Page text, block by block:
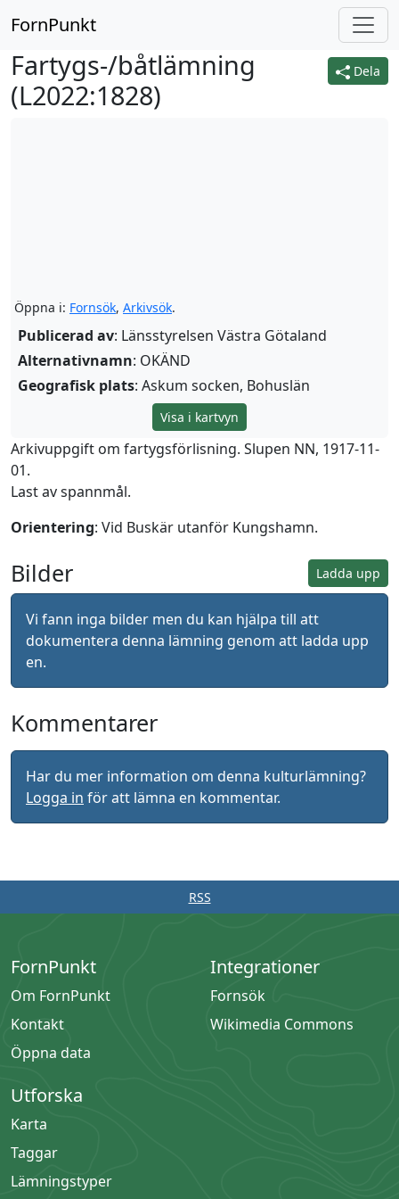
FornPunkt
Dela
Fartygs-/båtlämning
(L2022:1828)
Öppna i: Fornsök, Arkivsök.
Publicerad av: Länsstyrelsen Västra Götaland
Alternativnamn: OKÄND
Geografisk plats: Askum socken, Bohuslän
Visa i kartvyn
Arkivuppgift om fartygsförlisning. Slupen NN, 1917-11-
01.
Last av spannmål.
Orientering: Vid Buskär utanför Kungshamn.
Ladda upp
Bilder
Vi fann inga bilder men du kan hjälpa till att
dokumentera denna lämning genom att ladda upp
en.
Kommentarer
Har du mer information om denna kulturlämning?
Logga in för att lämna en kommentar.
RSS
FornPunkt
Om FornPunkt
Kontakt
Öppna data
Integrationer
Fornsök
Wikimedia Commons
Utforska
Karta
Taggar
Lämningstyper